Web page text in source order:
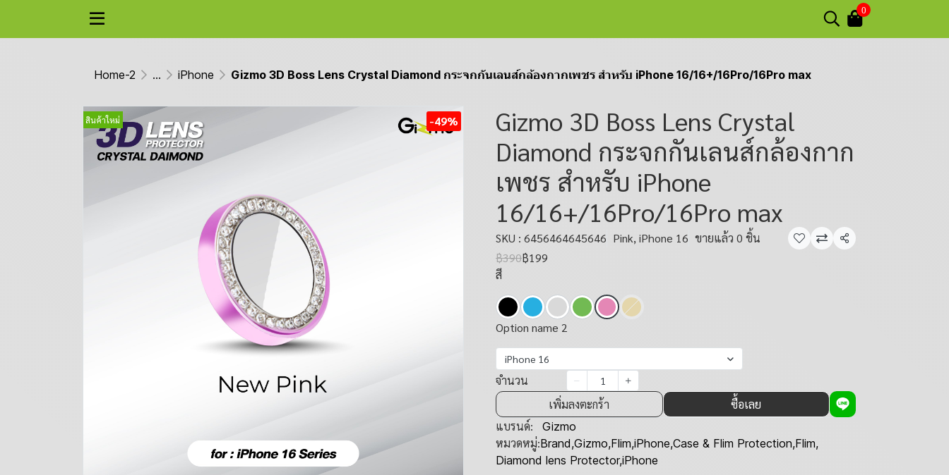
0
Home-2 ... iPhone Gizmo 3D Boss Lens Crystal Diamond กระจกกันเลนส์กล้องกากเพชร สำหรับ iPhone 16/16+/16Pro/16Pro max
สินค้าใหม่ -49%
Gizmo 3D Boss Lens Crystal
Diamond กระจกกันเลนส์กล้องกาก
เพชร สำหรับ iPhone
16/16+/16Pro/16Pro max
SKU : 6456464645646 Pink, iPhone 16 ขายแล้ว 0 ชิ้น
แชร์
฿390฿199
สี
Option name 2
iPhone 16
จำนวน
เพิ่มลงตะกร้า
ซื้อเลย
แบรนด์:
Gizmo
หมวดหมู่:Brand,Gizmo,Flim,iPhone,Case & Flim Protection,Flim,
Diamond lens Protector,iPhone